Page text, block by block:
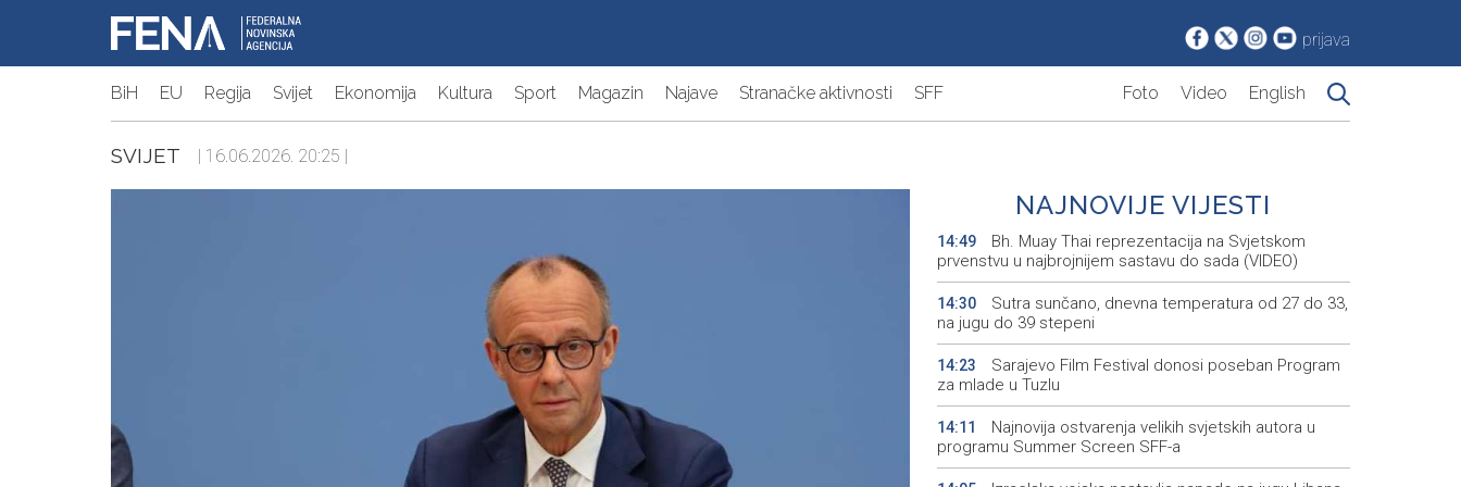
prijava
BiH EU Regija Svijet Ekonomija Kultura Sport Magazin Najave Stranačke aktivnosti SFF Foto Video English
SVIJET | 16.06.2026. 20:25 |
NAJNOVIJE VIJESTI
14:49
Bh. Muay Thai reprezentacija na Svjetskom
prvenstvu u najbrojnijem sastavu do sada (VIDEO)
14:30
Sutra sunčano, dnevna temperatura od 27 do 33,
na jugu do 39 stepeni
14:23
Sarajevo Film Festival donosi poseban Program
za mlade u Tuzlu
14:11
Najnovija ostvarenja velikih svjetskih autora u
programu Summer Screen SFF-a